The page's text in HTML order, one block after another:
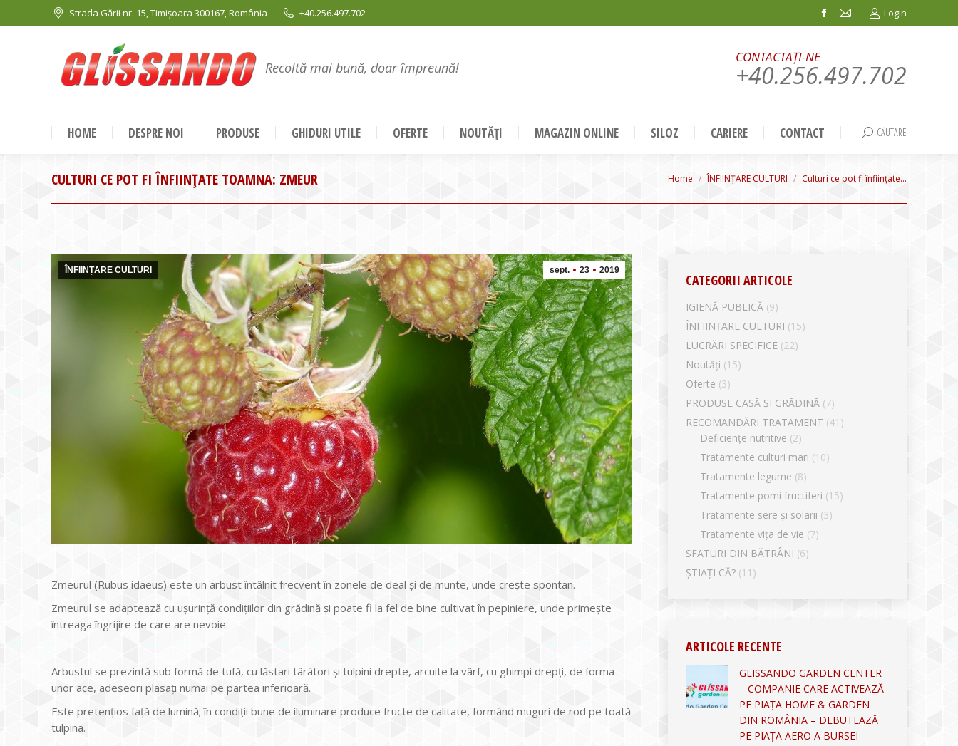
Strada Gării nr. 15, Timișoara 300167, România +40.256.497.702
Facebook
in
window
Mail
in
window
Login
Recoltă mai bună, doar împreună!
CONTACTAȚI-NE
+40.256.497.702
HOME DESPRE NOI PRODUSE GHIDURI UTILE OFERTE NOUTĂȚI MAGAZIN ONLINE SILOZ CARIERE CONTACT Search:
CĂUTARE
CULTURI CE POT FI ÎNFIINȚATE TOAMNA: ZMEUR You are here:
Home ÎNFIINȚARE CULTURI Culturi ce pot fi înființate…
sept. 23 2019
ÎNFIINȚARE CULTURI
Zmeurul (Rubus idaeus) este un arbust întâlnit frecvent în zonele de deal și de munte, unde crește spontan.
Zmeurul se adaptează cu ușurință condițiilor din grădină și poate fi la fel de bine cultivat în pepiniere, unde primește
întreaga îngrijire de care are nevoie.
Arbustul se prezintă sub formă de tufă, cu lăstari târâtori și tulpini drepte, arcuite la vârf, cu ghimpi drepți, de forma
unor ace, adeseori plasați numai pe partea inferioară.
Este pretențios față de lumină; în condiții bune de iluminare produce fructe de calitate, formând muguri de rod pe toată
tulpina.
CATEGORII ARTICOLE
IGIENĂ PUBLICĂ (9)
ÎNFIINȚARE CULTURI (15)
LUCRĂRI SPECIFICE (22)
Noutăți (15)
Oferte (3)
PRODUSE CASĂ ȘI GRĂDINĂ (7)
RECOMANDĂRI TRATAMENT (41)
Deficiențe nutritive (2)
Tratamente culturi mari (10)
Tratamente legume (8)
Tratamente pomi fructiferi (15)
Tratamente sere și solarii (3)
Tratamente vița de vie (7)
SFATURI DIN BĂTRÂNI (6)
ȘTIAȚI CĂ? (11)
ARTICOLE RECENTE
GLISSANDO GARDEN CENTER
– COMPANIE CARE ACTIVEAZĂ
PE PIAȚA HOME & GARDEN
DIN ROMÂNIA – DEBUTEAZĂ
PE PIAȚA AERO A BURSEI